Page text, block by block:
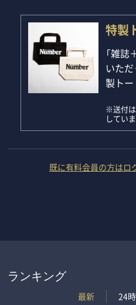
特製
「雑
いた
製トー
※送付
してい
既に有料会員の方はロ
ランキング
最新
24